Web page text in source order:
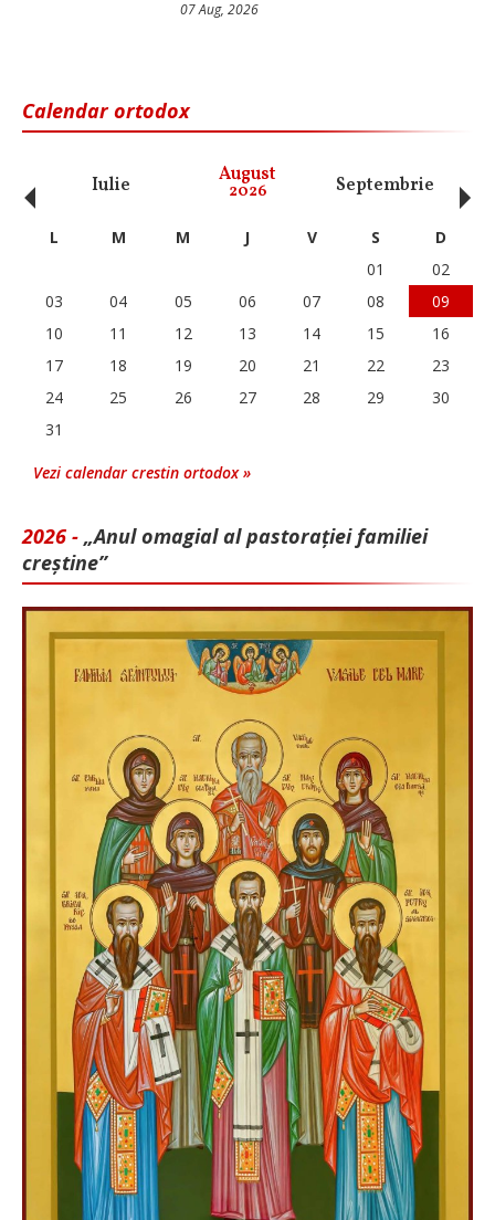
07 Aug, 2026
Calendar ortodox
Iulie August
2026 Septembrie
‹ L M M J V S
D
01
02
03
04 05 06 07 08
09
10
11 12 13 14 15
16
17
18 19 20 21 22
23
24
25 26 27 28 29
30
31
Vezi calendar crestin ortodox »
2026 - „Anul omagial al pastorației familiei
creștine”